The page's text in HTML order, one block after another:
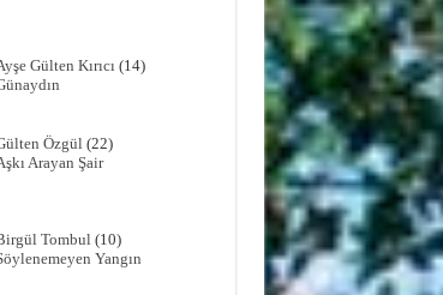
Gülten Kırıcı(14)
Özgül(22)
Arayan Şair
Tombul(10)
Yangın